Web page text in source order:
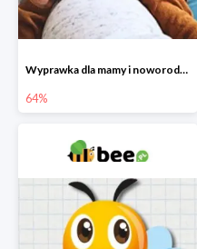
Wyprawka dla mamy i noworodka w Bee do -64%
64%